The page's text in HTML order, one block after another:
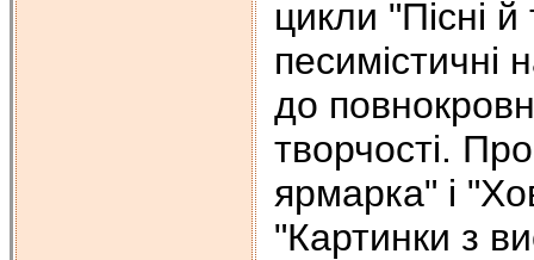
цикли "Пісні
песимістичні
до
творчості.
ярмарка" і
"Картинки з